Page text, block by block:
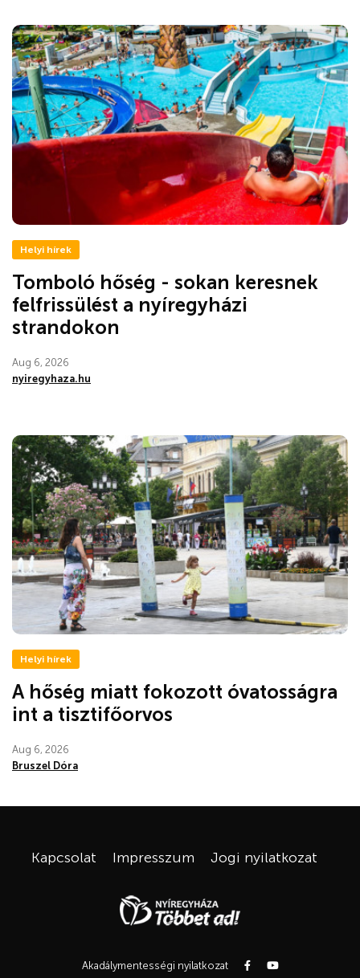
Helyi hírek
Tomboló hőség - sokan keresnek
felfrissülést a nyíregyházi
strandokon
Aug 6, 2026
nyiregyhaza.hu
Helyi hírek
A hőség miatt fokozott óvatosságra
int a tisztifőorvos
Aug 6, 2026
Bruszel Dóra
Kapcsolat Impresszum Jogi nyilatkozat
Akadálymentességi nyilatkozat